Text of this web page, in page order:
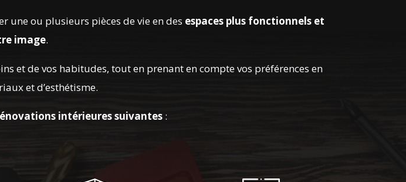
une ou plusieurs pièces de vie en des espaces plus fonctionnels et
image.
et de vos habitudes, tout en prenant en compte vos préférences en
et d’esthétisme.
intérieures suivantes :